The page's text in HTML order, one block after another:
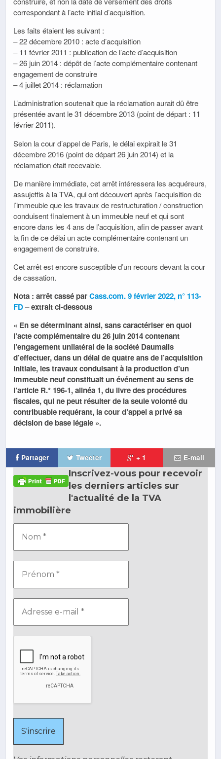
correspondant à l’acte initial d’acquisition.
Les faits étaient les suivant :
– 22 décembre 2010 : acte d’acquisition
– 11 février 2011 : publication de l’acte d’acquisition
– 26 juin 2014 : dépôt de l’acte complémentaire contenant
engagement de construire
– 4 juillet 2014 : réclamation
L’administration soutenait que la réclamation aurait dû être
présentée avant le 31 décembre 2013 (point de départ : 11
février 2011).
Selon la cour d’appel de Paris, le délai expirait le 31
décembre 2016 (point de départ 26 juin 2014) et la
réclamation était recevable.
De manière immédiate, cet arrêt intéressera les acquéreurs,
assujettis à la TVA, qui ont découvert après l’acquisition de
l’immeuble que les travaux de restructuration / construction
conduisent finalement à un immeuble neuf et qui sont
encore dans les 4 ans de l’acquisition, afin de passer avant
la fin de ce délai un acte complémentaire contenant un
engagement de construire.
Cet arrêt est encore susceptible d’un recours devant la cour
de cassation.
Nota : arrêt cassé parCass.com. 9 février 2022, n° 113-
FD– extrait ci-dessous
« En se déterminant ainsi, sans caractériser en quoi
l’acte complémentaire du 26 juin 2014 contenant
l’engagement unilatéral de la société Daumalis
d’effectuer, dans un délai de quatre ans de l’acquisition
initiale, les travaux conduisant à la production d’un
immeuble neuf constituait un événement au sens de
l’article R.* 196-1, alinéa 1, du livre des procédures
fiscales, qui ne peut résulter de la seule volonté du
contribuable requérant, la cour d’appel a privé sa
décision de base légale ».
Partager Tweeter + 1 E-mail
Inscrivez-vous pour recevoir
les derniers articles sur
l'actualité de la TVA
immobilière